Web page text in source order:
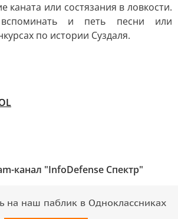
каната или состязания в ловкости.
и петь песни или
по истории Суздаля.
канал "InfoDefense Спектр"
на наш паблик в Одноклассниках